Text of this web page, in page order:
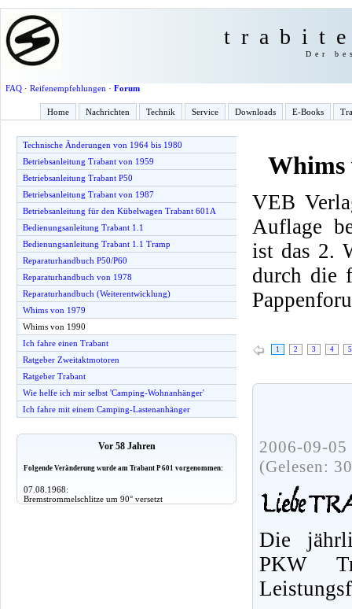
Der
FAQ· Reifenempfehlungen · Forum
Home Nachrichten Technik Service Downloads E-Books
Technische Änderungen von 1964 bis 1980
Betriebsanleitung Trabant von 1959
Betriebsanleitung Trabant P50
Betriebsanleitung Trabant von 1987
Betriebsanleitung für den Kübelwagen Trabant 601A
Bedienungsanleitung Trabant 1.1
Bedienungsanleitung Trabant 1.1 Tramp
Reparaturhandbuch P50/P60
Reparaturhandbuch von 1978
Reparaturhandbuch (Weiterentwicklung)
Whims von 1979
Whims von 1990
Ich fahre einen Trabant
Ratgeber Zweitaktmotoren
Ratgeber Trabant
Wie helfe ich mir selbst 'Camping-Wohnanhänger'
Ich fahre mit einem Camping-Lastenanhänger
Vor 58 Jahren
Folgende Veränderung wurde am Trabant P 601 vorgenommen:
07.08.1968:
Bremstrommelschlitze um 90° versetzt
Whims
VEB
Auflage
ist das 2.
durch die
1 2 3 4 5
2006-09-
(Gelesen:
Die
PKW